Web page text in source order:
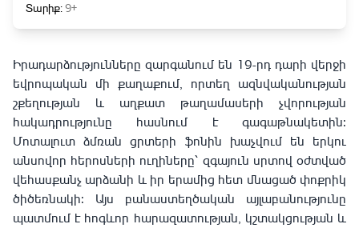
Տարիք:9+
Իրադարձությունները զարգանում են 19-րդ դարի վերջի
եվրոպական մի քաղաքում, որտեղ ազնվականության
շքեղության և աղքատ թաղամասերի չվորության
հակադրությունը հասնում է գագաթնակետին:
Մոտալուտ ձմռան ցրտերի ֆոնին խաչվում են երկու
անսովոր հերոսների ուղիները՝ զգայուն սրտով օժտված
վեհասքանչ արձանի և իր երամից հետ մնացած փոքրիկ
ծիծեռնակի: Այս բանաստեղծական այլաբանությունը
պատմում է հոգևոր հարազատության, կշտակցության և